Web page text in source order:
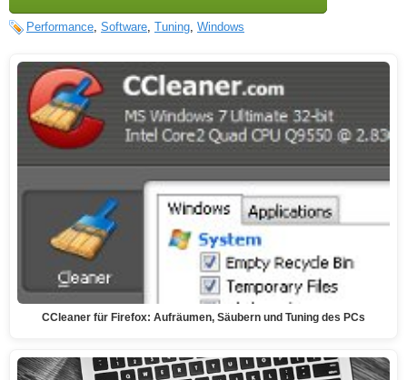
Performance, Software, Tuning, Windows
CCleaner für Firefox: Aufräumen, Säubern und Tuning des PCs